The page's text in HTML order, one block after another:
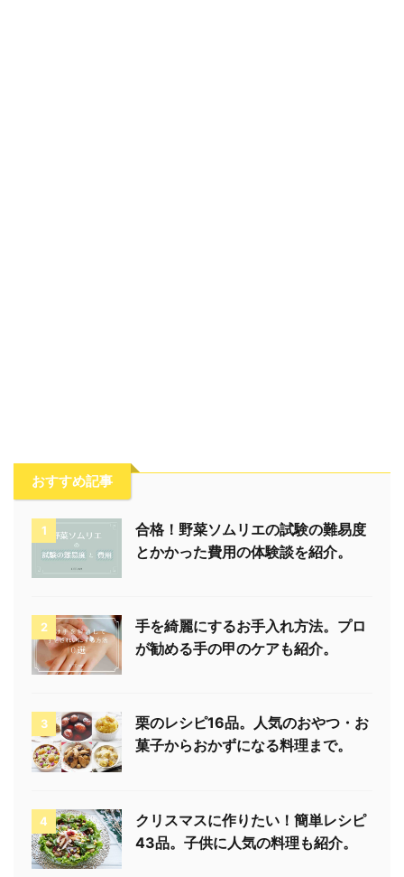
おすすめ記事
1
合格！野菜ソムリエの試験の難易度
とかかった費用の体験談を紹介。
2
手を綺麗にするお手入れ方法。プロ
が勧める手の甲のケアも紹介。
3
栗のレシピ16品。人気のおやつ・お
菓子からおかずになる料理まで。
4
クリスマスに作りたい！簡単レシピ
43品。子供に人気の料理も紹介。